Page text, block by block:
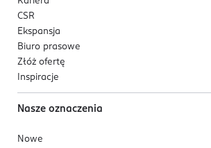
⁶ Dotyczy następujących krajów:
Czechy, Dania, Francja, Hiszpania,
Węgry, Wielka Brytania, Włochy..
CSR
Ekspansja
Biuro prasowe
Złóż ofertę
Inspiracje
Nasze oznaczenia
Nowe